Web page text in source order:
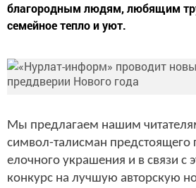
благородным людям, любящим
семейное тепло и уют.
Мы предлагаем нашим
символ-талисман предстоящего
елочного украшения и в связи с
конкурс на лучшую авторскую